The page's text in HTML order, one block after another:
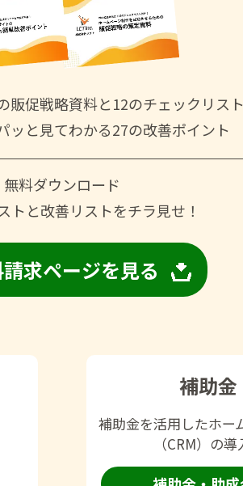
販促戦略資料と12のチェックリス
ッと見てわかる27の改善ポイント
無料ダウンロード
トと改善リストをチラ見せ！
求ページを見る
補助
補助金を活用したホー
（CRM）の